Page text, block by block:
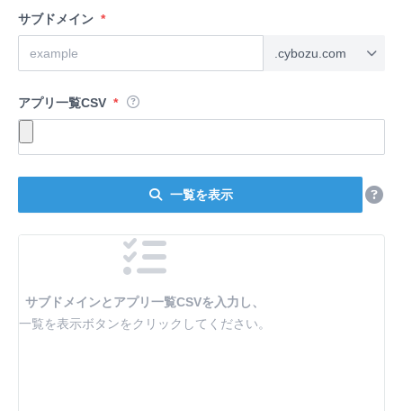
サブドメイン *
アプリ一覧CSV *
一覧を表示
サブドメインとアプリ一覧CSVを入力し、
一覧を表示ボタンをクリックしてください。